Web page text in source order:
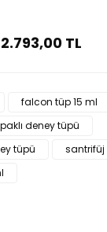
2.793,00 TL
falcon tüp 15 ml
deney tüpü
tüpü
santrifüj